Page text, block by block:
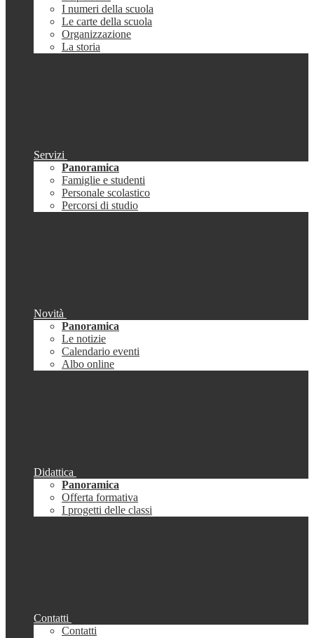
I numeri della scuola
Le carte della scuola
Organizzazione
La storia
Servizi
Panoramica
Famiglie e studenti
Personale scolastico
Percorsi di studio
Novità
Panoramica
Le notizie
Calendario eventi
Albo online
Didattica
Panoramica
Offerta formativa
I progetti delle classi
Contatti
Contatti